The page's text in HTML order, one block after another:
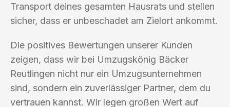
Transport deines gesamten Hausrats und stellen
sicher, dass er unbeschadet am Zielort ankommt.
Die positives Bewertungen unserer Kunden
zeigen, dass wir bei Umzugskönig Bäcker
Reutlingen nicht nur ein Umzugsunternehmen
sind, sondern ein zuverlässiger Partner, dem du
vertrauen kannst. Wir legen großen Wert auf